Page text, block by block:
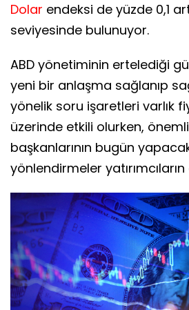
Dolar endeksi de yüzde 0,1
seviyesinde bulunuyor.
ABD yönetiminin ertelediği
yeni bir anlaşma sağlanıp
yönelik soru işaretleri varlık
üzerinde etkili olurken,
başkanlarının bugün
yönlendirmeler